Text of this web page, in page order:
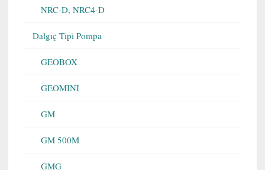
NRC-D, NRC4-D
Dalgıç Tipi Pompa
GEOBOX
GEOMINI
GM
GM 500M
GMG